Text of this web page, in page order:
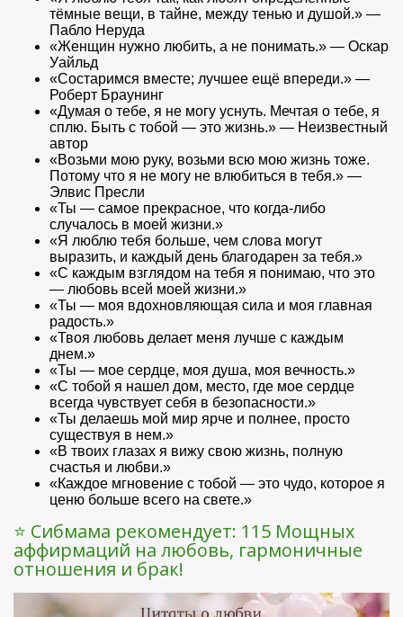
тёмные вещи, в тайне, между тенью и душой.» —
Пабло Неруда
«Женщин нужно любить, а не понимать.» — Оскар
Уайльд
«Состаримся вместе; лучшее ещё впереди.» —
Роберт Браунинг
«Думая о тебе, я не могу уснуть. Мечтая о тебе, я
сплю. Быть с тобой — это жизнь.» — Неизвестный
автор
«Возьми мою руку, возьми всю мою жизнь тоже.
Потому что я не могу не влюбиться в тебя.» —
Элвис Пресли
«Ты — самое прекрасное, что когда-либо
случалось в моей жизни.»
«Я люблю тебя больше, чем слова могут
выразить, и каждый день благодарен за тебя.»
«С каждым взглядом на тебя я понимаю, что это
— любовь всей моей жизни.»
«Ты — моя вдохновляющая сила и моя главная
радость.»
«Твоя любовь делает меня лучше с каждым
днем.»
«Ты — мое сердце, моя душа, моя вечность.»
«С тобой я нашел дом, место, где мое сердце
всегда чувствует себя в безопасности.»
«Ты делаешь мой мир ярче и полнее, просто
существуя в нем.»
«В твоих глазах я вижу свою жизнь, полную
счастья и любви.»
«Каждое мгновение с тобой — это чудо, которое я
ценю больше всего на свете.»
⭐ Сибмама рекомендует: 115 Мощных
аффирмаций на любовь, гармоничные
отношения и брак!